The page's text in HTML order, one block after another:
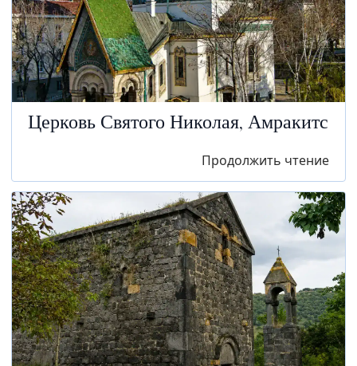
Церковь Святого Николая, Амракитс
Продолжить чтение